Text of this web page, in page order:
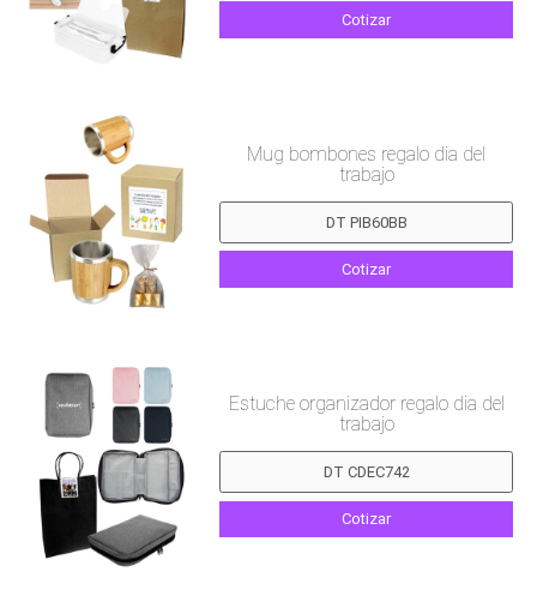
Cotizar
Mug bombones regalo dia del
trabajo
Cotizar
Estuche organizador regalo dia del
trabajo
Cotizar